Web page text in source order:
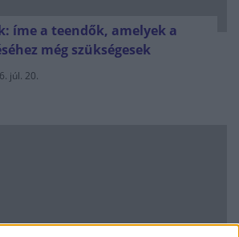
íme a teendők, amelyek a
még szükségesek
júl. 20.